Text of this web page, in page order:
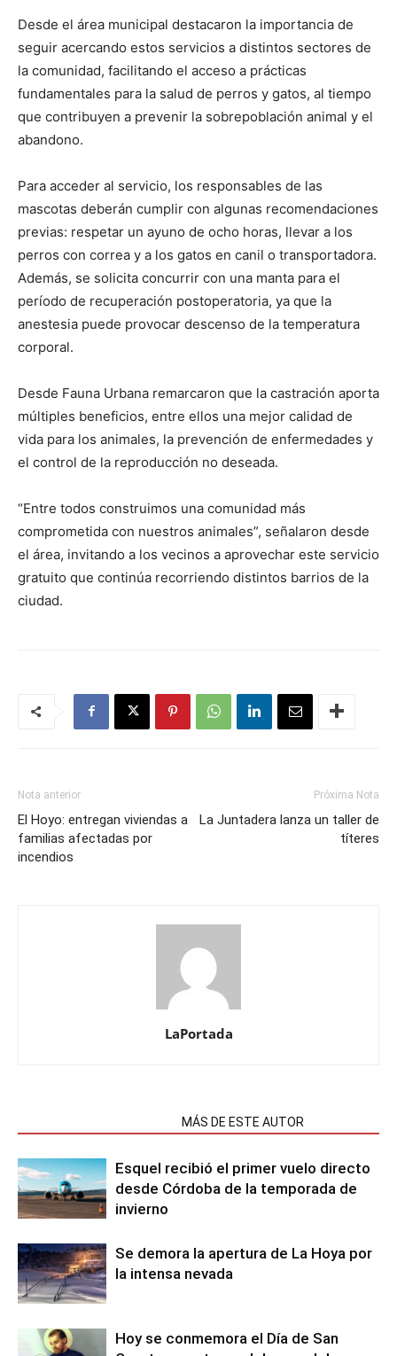
Desde el área municipal destacaron la importancia de
seguir acercando estos servicios a distintos sectores de
la comunidad, facilitando el acceso a prácticas
fundamentales para la salud de perros y gatos, al tiempo
que contribuyen a prevenir la sobrepoblación animal y el
abandono.
Para acceder al servicio, los responsables de las
mascotas deberán cumplir con algunas recomendaciones
previas: respetar un ayuno de ocho horas, llevar a los
perros con correa y a los gatos en canil o transportadora.
Además, se solicita concurrir con una manta para el
período de recuperación postoperatoria, ya que la
anestesia puede provocar descenso de la temperatura
corporal.
Desde Fauna Urbana remarcaron que la castración aporta
múltiples beneficios, entre ellos una mejor calidad de
vida para los animales, la prevención de enfermedades y
el control de la reproducción no deseada.
“Entre todos construimos una comunidad más
comprometida con nuestros animales”, señalaron desde
el área, invitando a los vecinos a aprovechar este servicio
gratuito que continúa recorriendo distintos barrios de la
ciudad.
Nota anterior
El Hoyo: entregan viviendas a
familias afectadas por
incendios
Próxima Nota
La Juntadera lanza un taller de
títeres
LaPortada
MÁS DE ESTE AUTOR
Esquel recibió el primer vuelo directo
desde Córdoba de la temporada de
invierno
Se demora la apertura de La Hoya por
la intensa nevada
Hoy se conmemora el Día de San